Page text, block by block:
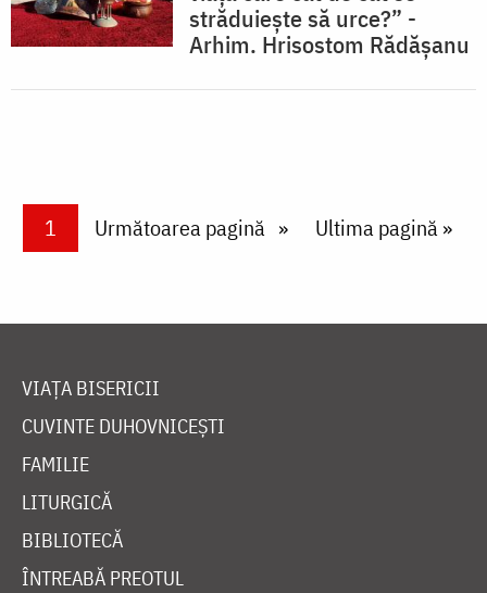
străduiește să urce?” -
Arhim. Hrisostom Rădășanu
PaginareCurrent page
1 Next page
Următoarea pagină Last page
Ultima pagină »
VIAȚA BISERICII
CUVINTE DUHOVNICEȘTI
FAMILIE
LITURGICĂ
BIBLIOTECĂ
ÎNTREABĂ PREOTUL